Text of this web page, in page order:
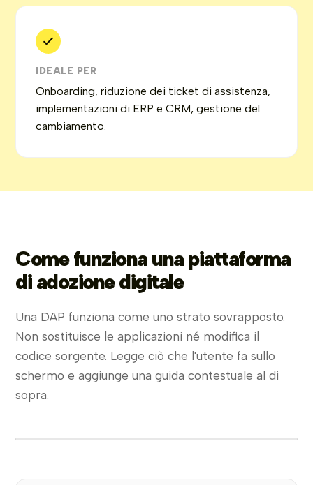
IDEALE PER
Onboarding, riduzione dei ticket di assistenza,
implementazioni di ERP e CRM, gestione del
cambiamento.
Come funziona una piattaforma
di adozione digitale
Una DAP funziona come uno strato sovrapposto.
Non sostituisce le applicazioni né modifica il
codice sorgente. Legge ciò che l'utente fa sullo
schermo e aggiunge una guida contestuale al di
sopra.